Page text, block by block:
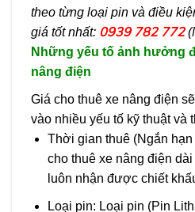
theo từng loại pin và điều
giá tốt nhất: 0939 782 772
Những yếu tố ảnh hưởng
nâng điện
Giá cho thuê xe nâng điện
vào nhiều yếu tố kỹ thuật và
Thời gian thuê (Ngắn
cho thuê xe nâng điện
luôn nhận được chiết
Loại pin: Loại pin (Pin